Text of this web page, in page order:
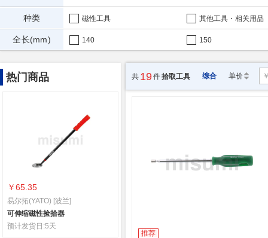
种类 磁性工具 其他工具・相关用品
全长(mm) 140 150
热门商品
￥65.35
易尔拓(YATO) [波兰]
可伸缩磁性捡拾器
预计发货日:5天
共 19件拾取工具 综合 单价
推荐